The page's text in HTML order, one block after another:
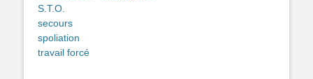
S.T.O.
secours
spoliation
travail forcé